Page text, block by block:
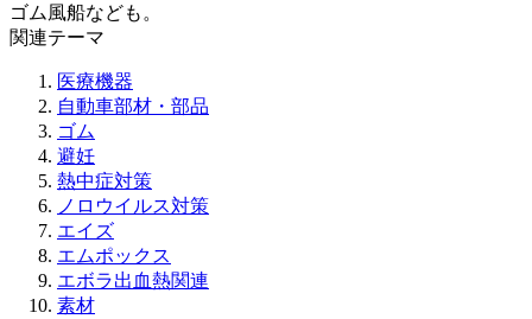
ゴム風船なども。
関連テーマ
医療機器
自動車部材・部品
ゴム
避妊
熱中症対策
ノロウイルス対策
エイズ
エムポックス
エボラ出血熱関連
素材